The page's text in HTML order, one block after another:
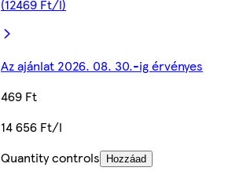
(12469 Ft/l)
Az ajánlat 2026. 08. 30.-ig érvényes
469 Ft
14 656 Ft/l
Quantity controls
Hozzáad